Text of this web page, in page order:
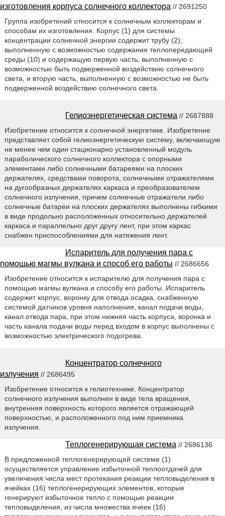
изготовления корпуса солнечного коллектора // 2691250
Группа изобретений относится к солнечным коллекторам и
способам их изготовления. Корпус (1) для системы
концентрации солнечной энергии содержит трубу (2),
выполненную с возможностью содержания теплопередающей
среды (10) и содержащую первую часть, выполненную с
возможностью быть подверженной воздействию солнечного
света, и вторую часть, выполненную с возможностью не быть
подверженной воздействию солнечного света.
Гелиоэнергетическая система // 2687888
Изобретение относится к солнечной энергетике. Изобретение
представляет собой гелиоэнергетическую систему, включающую
не менее чем один стационарно установленный модуль
параболического солнечного коллектора с опорными
элементами либо солнечными батареями на плоских
держателях, средствами поворота, солнечными отражателями
на дугообразных держателях каркаса и преобразователем
солнечного излучения, причем солнечные отражатели либо
солнечные батареи на плоских держателях выполнены гибкими
в виде продольно расположенных относительно держателей
каркаса и параллельно друг другу лент, при этом каркас
снабжен приспособлениями для натяжения лент.
Испаритель для получения пара с
помощью магмы вулкана и способ его работы // 2686656
Изобретение относится к испарителю для получения пара с
помощью магмы вулкана и способу его работы. Испаритель
содержит корпус, воронку для отвода осадка, снабженную
системой датчиков уровня наполнения, канал подачи воды,
канал отвода пара, при этом нижняя часть корпуса, воронка и
часть канала подачи воды перед входом в корпус выполнены с
возможностью электрического подогрева.
Концентратор солнечного
излучения // 2686495
Изобретение относится к гелиотехнике. Концентратор
солнечного излучения выполнен в виде тела вращения,
внутренняя поверхность которого является отражающей
поверхностью, и расположенного под ним приемника
излучения.
Теплогенерирующая система // 2686136
В предложенной теплогенерирующей системе (1)
осуществляется управление избыточной теплоотдачей для
увеличения числа мест протекания реакции тепловыделения в
ячейках (16) теплогенерирующих элементов, которые
генерируют избыточное тепло с помощью реакции
тепловыделения, из числа множества ячеек (16)